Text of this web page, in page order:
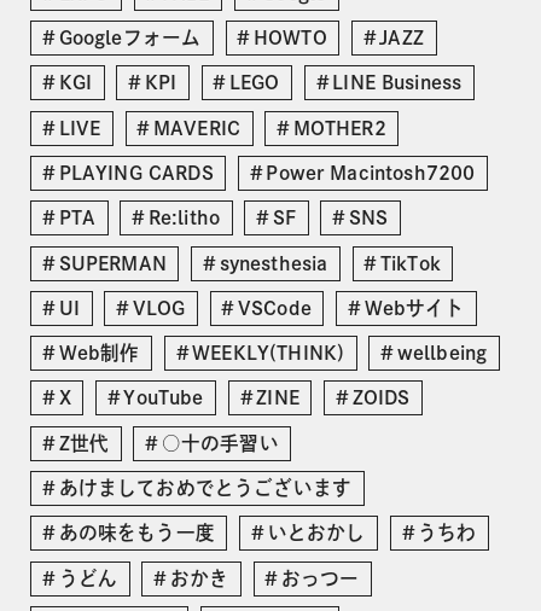
Googleフォーム HOWTO JAZZ
KGI KPI LEGO LINE Business
LIVE MAVERIC MOTHER2
PLAYING CARDS Power Macintosh7200
PTA Re:litho SF SNS
SUPERMAN synesthesia TikTok
UI VLOG VSCode Webサイト
Web制作 WEEKLY(THINK) wellbeing
X YouTube ZINE ZOIDS
Z世代 ○十の手習い
あけましておめでとうございます
あの味をもう一度 いとおかし うちわ
うどん おかき おっつー